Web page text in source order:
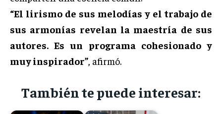
“El lirismo de sus melodías y el trabajo de
sus armonías revelan la maestría de sus
autores. Es un programa cohesionado y
muy inspirador” , afirmó.
También te puede interesar: